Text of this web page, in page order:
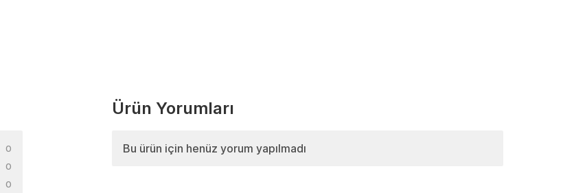
0
0
0
Ürün Yorumları
Bu ürün için henüz yorum yapılmadı